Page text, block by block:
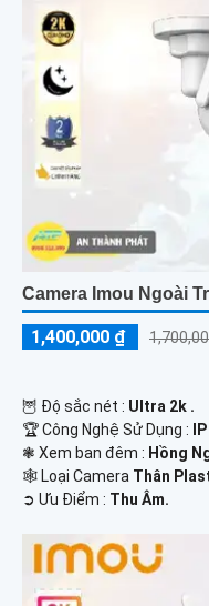
Camera Imou Ngoài
1,400,000 ₫
🦉 Độ sắc nét : Ultra 2k .
🏆 Công Nghệ Sử Dụng :
❃ Xem ban đêm : Hồng
🕸️ Loại Camera Thân
️➲ Ưu Điểm : Thu Âm.